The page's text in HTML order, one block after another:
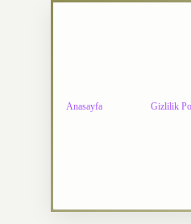
Anasayfa Gizlilik